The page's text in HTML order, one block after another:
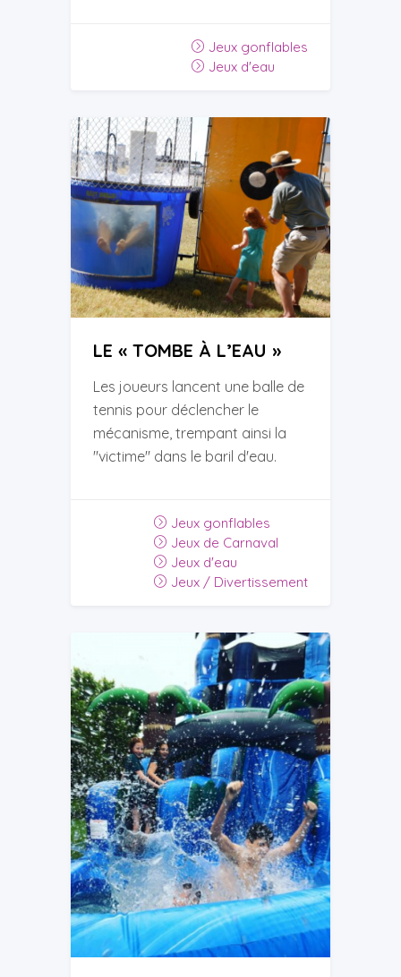
Jeux gonflables
Jeux d'eau
LE « TOMBE À L’EAU »
Les joueurs lancent une balle de
tennis pour déclencher le
mécanisme, trempant ainsi la
''victime'' dans le baril d'eau.
Jeux gonflables
Jeux de Carnaval
Jeux d'eau
Jeux / Divertissement